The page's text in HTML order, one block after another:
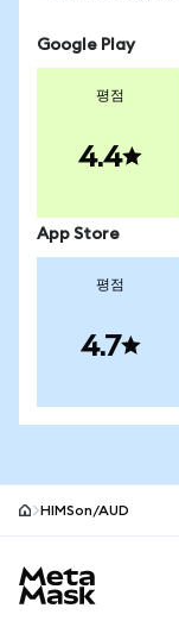
Google Play
평점
4.4
App Store
평점
4.7
HIMSon/AUD